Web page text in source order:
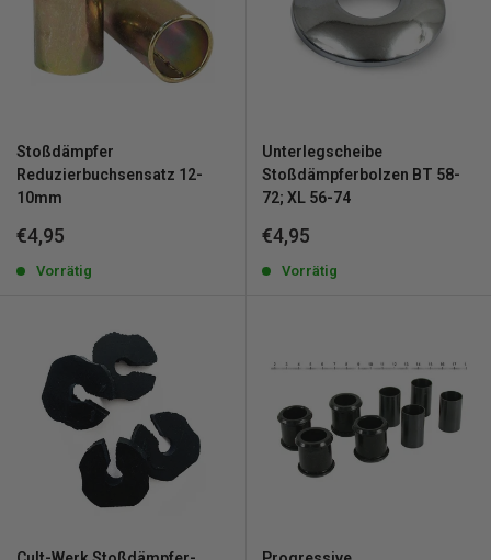
Stoßdämpfer
Reduzierbuchsensatz 12-
10mm
Sonderpreis
€4,95
Vorrätig
Unterlegscheibe
Stoßdämpferbolzen BT 58-
72; XL 56-74
Sonderpreis
€4,95
Vorrätig